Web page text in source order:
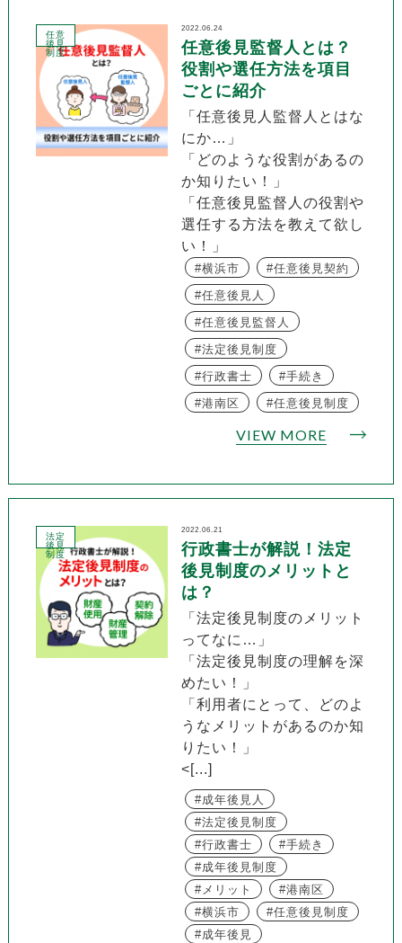
任意
後見
制度
2022.06.24
任意後見監督人とは？
役割や選任方法を項目
ごとに紹介
「任意後見人監督人とはな
にか…」
「どのような役割があるの
か知りたい！」
「任意後見監督人の役割や
選任する方法を教えて欲し
い！」
横浜市
任意後見契約
任意後見人
任意後見監督人
法定後見制度
行政書士
手続き
港南区
任意後見制度
VIEW MORE
法定
後見
制度
2022.06.21
行政書士が解説！法定
後見制度のメリットと
は？
「法定後見制度のメリット
ってなに…」
「法定後見制度の理解を深
めたい！」
「利用者にとって、どのよ
うなメリットがあるのか知
りたい！」
<[...]
成年後見人
法定後見制度
行政書士
手続き
成年後見制度
メリット
港南区
横浜市
任意後見制度
成年後見